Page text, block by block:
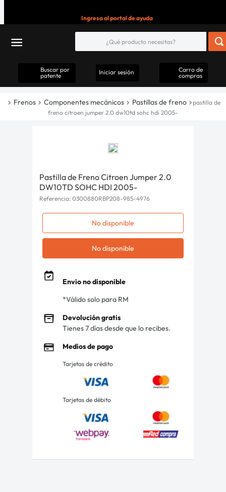
Ingresa al portal de ayuda
Buscar por
patente
Iniciar sesión
Carro de
compras
Frenos Componentes mecánicos Pastillas de freno
pastilla de
freno citroen jumper 2.0 dw10td sohc hdi 2005-
Pastilla de Freno Citroen Jumper 2.0
DW10TD SOHC HDI 2005-
Referencia: 0300880RBP208-985-4976
No disponible
No disponible
Envio no disponible
*Válido solo para RM
Devolución gratis
Tienes 7 días desde que lo recibes.
Medios de pago
Tarjetas de crédito
Tarjetas de débito